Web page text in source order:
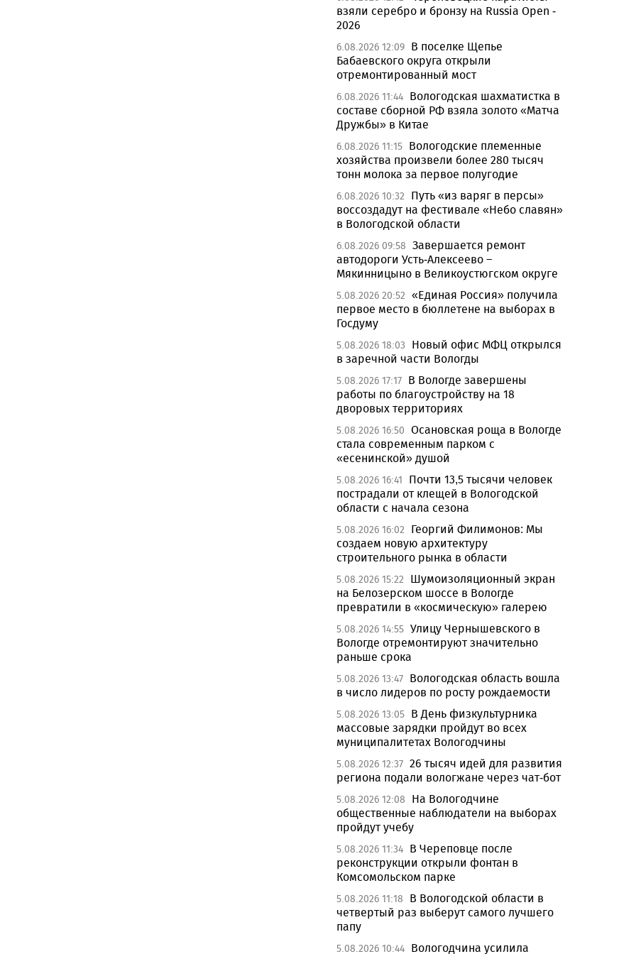
взяли серебро и бронзу на Russia Open -
2026
6.08.2026 12:09 В поселке Щепье
Бабаевского округа открыли
отремонтированный мост
6.08.2026 11:44 Вологодская шахматистка в
составе сборной РФ взяла золото «Матча
Дружбы» в Китае
6.08.2026 11:15 Вологодские племенные
хозяйства произвели более 280 тысяч
тонн молока за первое полугодие
6.08.2026 10:32
Путь «из варяг в персы»
воссоздадут на фестивале «Небо славян»
в Вологодской области
6.08.2026 09:58 Завершается ремонт
автодороги Усть-Алексеево –
Мякинницыно в Великоустюгском округе
5.08.2026 20:52 «Единая Россия» получила
первое место в бюллетене на выборах в
Госдуму
5.08.2026 18:03
Новый офис МФЦ открылся
в заречной части Вологды
5.08.2026 17:17 В Вологде завершены
работы по благоустройству на 18
дворовых территориях
5.08.2026 16:50 Осановская роща в Вологде
стала современным парком с
«есенинской» душой
5.08.2026 16:41
Почти 13,5 тысячи человек
пострадали от клещей в Вологодской
области с начала сезона
5.08.2026 16:02
Георгий Филимонов: Мы
создаем новую архитектуру
строительного рынка в области
5.08.2026 15:22
Шумоизоляционный экран
на Белозерском шоссе в Вологде
превратили в «космическую» галерею
5.08.2026 14:55 Улицу Чернышевского в
Вологде отремонтируют значительно
раньше срока
5.08.2026 13:47 Вологодская область вошла
в число лидеров по росту рождаемости
5.08.2026 13:05 В День физкультурника
массовые зарядки пройдут во всех
муниципалитетах Вологодчины
5.08.2026 12:37 26 тысяч идей для развития
региона подали вологжане через чат-бот
5.08.2026 12:08
На Вологодчине
общественные наблюдатели на выборах
пройдут учебу
5.08.2026 11:34 В Череповце после
реконструкции открыли фонтан в
Комсомольском парке
5.08.2026 11:18
В Вологодской области в
четвертый раз выберут самого лучшего
папу
5.08.2026 10:44 Вологодчина усилила